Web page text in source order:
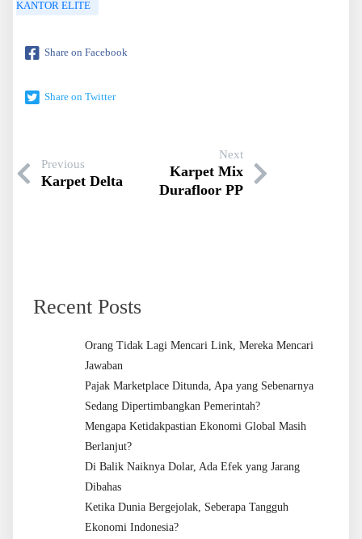
KANTOR ELITE
Share on Facebook
Share on Twitter
Previous
Karpet Delta
Next
Karpet Mix
Durafloor PP
Recent Posts
Orang Tidak Lagi Mencari Link, Mereka Mencari
Jawaban
Pajak Marketplace Ditunda, Apa yang Sebenarnya
Sedang Dipertimbangkan Pemerintah?
Mengapa Ketidakpastian Ekonomi Global Masih
Berlanjut?
Di Balik Naiknya Dolar, Ada Efek yang Jarang
Dibahas
Ketika Dunia Bergejolak, Seberapa Tangguh
Ekonomi Indonesia?